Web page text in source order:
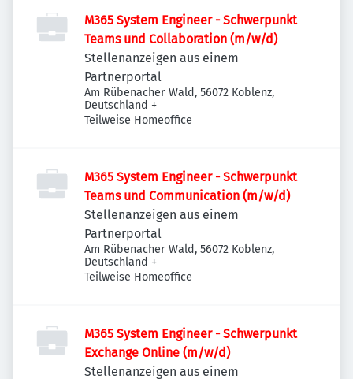
M365 System Engineer - Schwerpunkt
Teams und Collaboration (m/w/d)
Stellenanzeigen aus einem
Partnerportal
Am Rübenacher Wald, 56072 Koblenz,
Deutschland +
Teilweise Homeoffice
M365 System Engineer - Schwerpunkt
Teams und Communication (m/w/d)
Stellenanzeigen aus einem
Partnerportal
Am Rübenacher Wald, 56072 Koblenz,
Deutschland +
Teilweise Homeoffice
M365 System Engineer - Schwerpunkt
Exchange Online (m/w/d)
Stellenanzeigen aus einem